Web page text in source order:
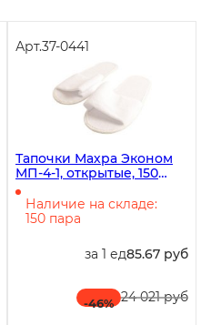
Арт.37-0441
Тапочки Махра Эконом
МП-4-1, открытые, 150
штук
Наличие на складе:
150 пара
за 1 ед85.67 руб
-46% 24 021 руб